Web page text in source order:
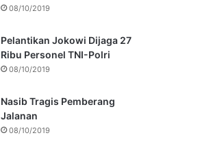
08/10/2019
Pelantikan Jokowi Dijaga 27
Ribu Personel TNI-Polri
08/10/2019
Nasib Tragis Pemberang
Jalanan
08/10/2019